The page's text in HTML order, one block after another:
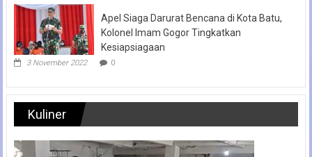
Apel Siaga Darurat Bencana di Kota Batu,
Kolonel Imam Gogor Tingkatkan
Kesiapsiagaan
3 November 2022 0
Kuliner